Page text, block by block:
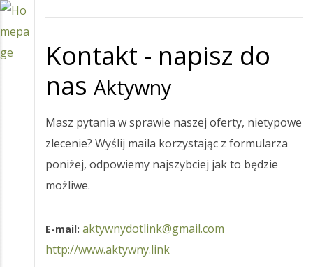
Kontakt - napisz do
nas Aktywny
Masz pytania w sprawie naszej oferty, nietypowe
zlecenie? Wyślij maila korzystając z formularza
poniżej, odpowiemy najszybciej jak to będzie
możliwe.
E-mail: aktywnydotlink@gmail.com
http://www.aktywny.link